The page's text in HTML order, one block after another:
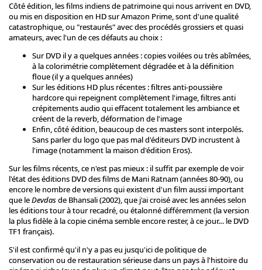
Côté édition, les films indiens de patrimoine qui nous arrivent en DVD,
ou mis en disposition en HD sur Amazon Prime, sont d'une qualité
catastrophique, ou "restaurés" avec des procédés grossiers et quasi
amateurs, avec l'un de ces défauts au choix :
Sur DVD il y a quelques années : copies voilées ou très abîmées,
à la colorimétrie complètement dégradée et à la définition
floue (il y a quelques années)
Sur les éditions HD plus récentes : filtres anti-poussière
hardcore qui repeignent complètement l'image, filtres anti
crépitements audio qui effacent totalement les ambiance et
créent de la reverb, déformation de l'image
Enfin, côté édition, beaucoup de ces masters sont interpolés.
Sans parler du logo que pas mal d'éditeurs DVD incrustent à
l'image (notamment la maison d'édition Eros).
Sur les films récents, ce n'est pas mieux : il suffit par exemple de voir
l'état des éditions DVD des films de Mani Ratnam (années 80-90), ou
encore le nombre de versions qui existent d'un film aussi important
que leDevdasde Bhansali (2002), que j'ai croisé avec les années selon
les éditions tour à tour recadré, ou étalonné différemment (la version
la plus fidèle à la copie cinéma semble encore rester, à ce jour… le DVD
TF1 français).
S'il est confirmé qu'il n'y a pas eu jusqu'ici de politique de
conservation ou de restauration sérieuse dans un pays à l'histoire du